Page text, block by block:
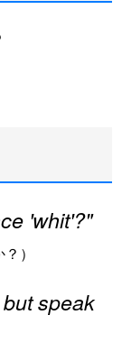
'whit'?"
）
speak